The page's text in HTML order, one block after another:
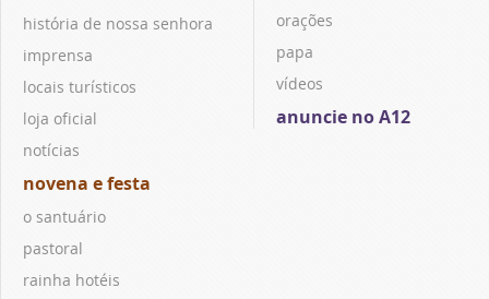
história de nossa senhora
imprensa
locais turísticos
loja oficial
notícias
novena e festa
o santuário
pastoral
rainha hotéis
orações
papa
vídeos
anuncie no A12